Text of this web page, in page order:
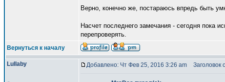
Верно, конечно же, постараюсь впредь быть
Насчет последнего замечания - сегодня пока
перепроверять.
Вернуться к началу
Lullaby Добавлено: Чт Фев 25, 2016 3:26 am Заголовок